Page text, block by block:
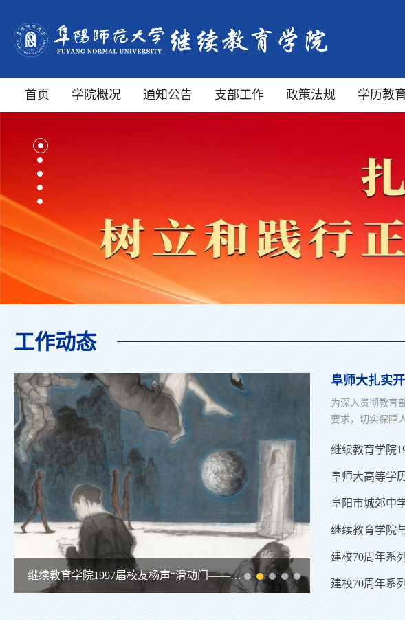
首页 学院概况 通知公告 支部工作 政策法规 学历教
工作动态
继续教育学院1997届校友杨声“滑动门——2026当代人物画展”在京隆重开幕
为深入贯彻教育
要求，切实保障
个专业，近四千
授工作高效有序
案，涵盖教学安
环节；择优遴选